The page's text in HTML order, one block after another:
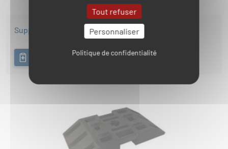
Support mat acier
AJOUTER A MA DEMANDE DE DEVIS
Tout refuser
Personnaliser
Politique de confidentialité